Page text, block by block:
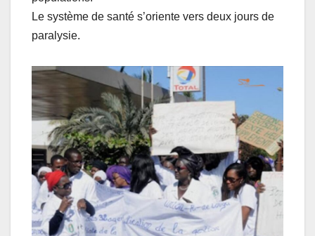
Le système de santé s’oriente vers deux jours de
paralysie.